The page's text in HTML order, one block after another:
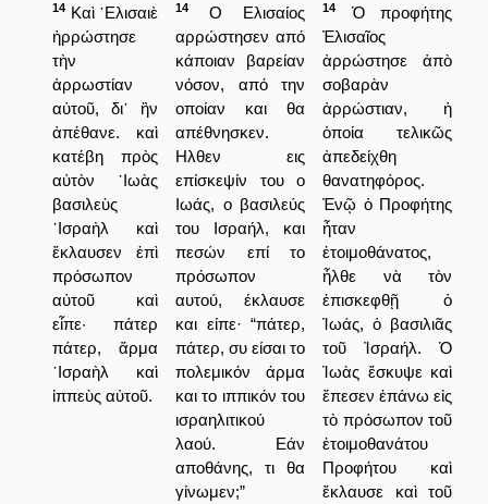
14 Καὶ ῾Ελισαιὲ
ἠρρώστησε
τὴν
ἀρρωστίαν
αὐτοῦ, δι᾿ ἣν
ἀπέθανε. καὶ
κατέβη πρὸς
αὐτὸν ᾿Ιωὰς
βασιλεὺς
᾿Ισραὴλ καὶ
ἔκλαυσεν ἐπὶ
πρόσωπον
αὐτοῦ καὶ
εἶπε· πάτερ
πάτερ, ἅρμα
᾿Ισραὴλ καὶ
ἱππεὺς αὐτοῦ.
14
Ο Ελισαίος
αρρώστησεν από
κάποιαν βαρείαν
νόσον, από την
οποίαν και θα
απέθνησκεν.
Ηλθεν εις
επίσκεψίν του ο
Ιωάς, ο βασιλεύς
του Ισραήλ, και
πεσών επί το
πρόσωπον
αυτού, έκλαυσε
και είπε· “πάτερ,
πάτερ, συ είσαι το
πολεμικόν άρμα
και το ιππικόν του
ισραηλιτικού
λαού. Εάν
αποθάνης, τι θα
γίνωμεν;”
14
Ὁ προφήτης
Ἐλισαῖος
ἀρρώστησε ἀπὸ
σοβαρὰν
ἀρρώστιαν, ἡ
ὁποία τελικῶς
ἀπεδείχθη
θανατηφόρος.
Ἐνῷ ὁ Προφήτης
ἦταν
ἐτοιμοθάνατος,
ἦλθε νὰ τὸν
ἐπισκεφθῇ ὁ
Ἰωάς, ὁ βασιλιᾶς
τοῦ Ἰσραήλ. Ὁ
Ἰωὰς ἔσκυψε καὶ
ἔπεσεν ἐπάνω εἰς
τὸ πρόσωπον τοῦ
ἐτοιμοθανάτου
Προφήτου καὶ
ἔκλαυσε καὶ τοῦ